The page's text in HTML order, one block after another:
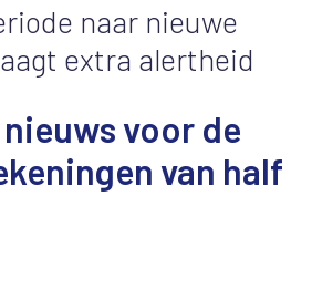
naar nieuwe
extra alertheid
voor de
van half